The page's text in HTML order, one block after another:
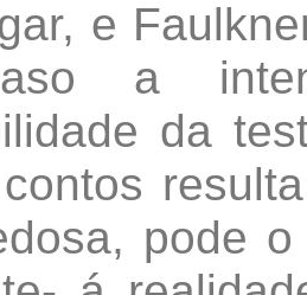
e
a
da
pode